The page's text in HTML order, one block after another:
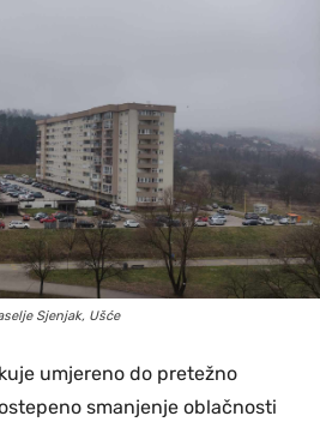
Sjenjak, Ušće
umjereno do pretežno
smanjenje oblačnosti